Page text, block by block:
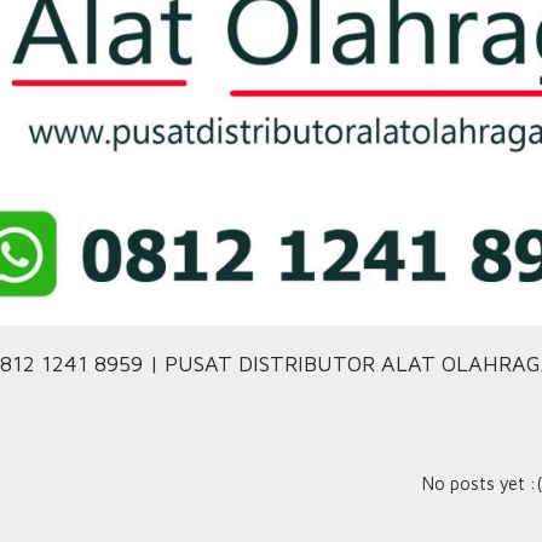
1241 8959 | PUSAT DISTRIBUTOR ALAT
No posts yet :(